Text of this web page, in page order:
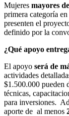
Mujeres mayores
primera categoría
presenten el
definido por la
¿Qué apoyo
El apoyo será de
actividades
$1.500.000 pueden
técnicas,
para inversiones.
aporte de al menos